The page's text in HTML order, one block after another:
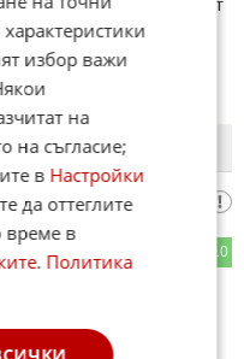
10
,шумни, но родни руски
избор важи
на
на съгласие;
в Настройки
да оттеглите
време в
. Политика